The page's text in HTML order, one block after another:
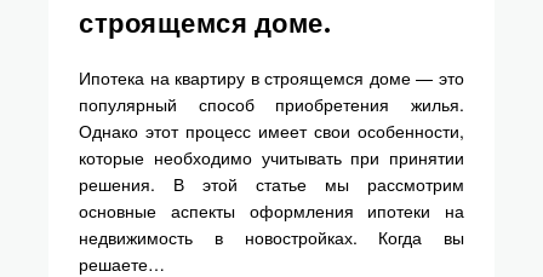
строящемся доме.
Ипотека на квартиру в строящемся доме — это
популярный способ приобретения жилья.
Однако этот процесс имеет свои особенности,
которые необходимо учитывать при принятии
решения. В этой статье мы рассмотрим
основные аспекты оформления ипотеки на
недвижимость в новостройках. Когда вы
решаете…